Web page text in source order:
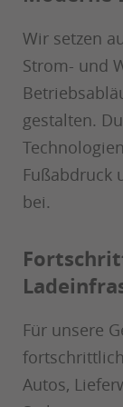
Wir setzen
Strom- und
gestalten.
Fußabdruck
bei.
Für unsere
Autos,